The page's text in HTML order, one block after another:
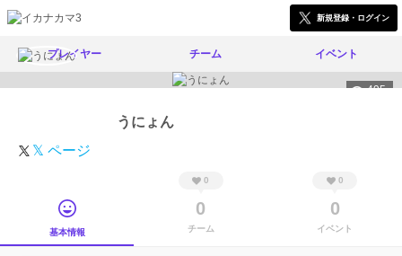
新規登録・ログイン
プレイヤー チーム イベント
495
うにょん
𝕏 ページ
基本情報
0
0
チーム
0
0
イベント